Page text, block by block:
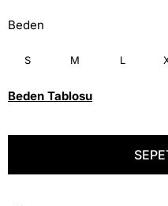
Beden
S M L
Beden Tablosu